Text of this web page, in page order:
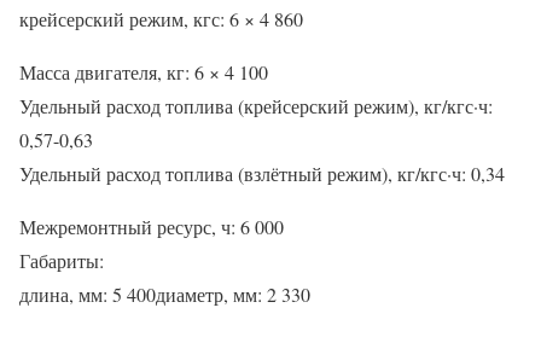
крейсерский режим, кгс: 6 × 4 860
Масса двигателя, кг: 6 × 4 100
Удельный расход топлива (крейсерский режим), кг/кгс·ч:
0,57-0,63
Удельный расход топлива (взлётный режим), кг/кгс·ч: 0,34
Межремонтный ресурс, ч: 6 000
Габариты:
длина, мм: 5 400диаметр, мм: 2 330